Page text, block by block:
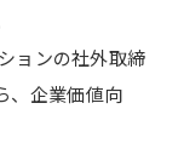
ョンの社外取締
、企業価値向